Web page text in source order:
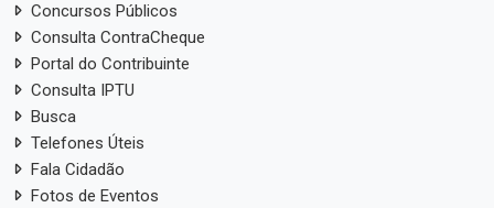
Concursos Públicos
Consulta ContraCheque
Portal do Contribuinte
Consulta IPTU
Busca
Telefones Úteis
Fala Cidadão
Fotos de Eventos